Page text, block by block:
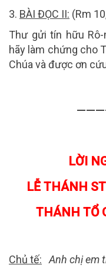
3. BÀI ĐỌC II: (Rm
Thư gửi tín hữu
hãy làm chứng cho
Chúa và được ơn
LỜI
LỄ THÁNH
THÁNH TỔ
Chủ tế: Anh chị em